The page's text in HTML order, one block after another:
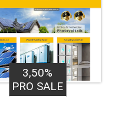
3,50%
PRO SALE